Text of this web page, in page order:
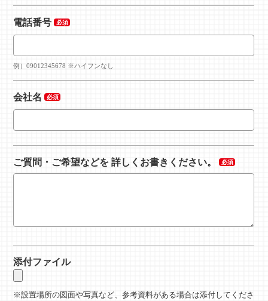
電話番号
例）09012345678 ※ハイフンなし
会社名
ご質問・ご希望などを 詳しくお書きください。
添付ファイル
設置場所の図面や写真など、参考資料がある場合は添付してくださ